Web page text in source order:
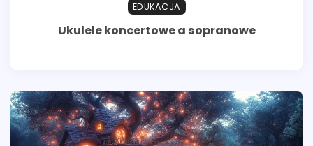
EDUKACJA
Ukulele koncertowe a sopranowe